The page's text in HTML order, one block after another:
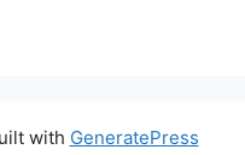
with GeneratePress